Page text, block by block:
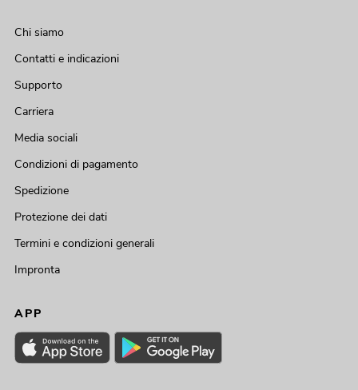
Chi siamo
Contatti e indicazioni
Supporto
Carriera
Media sociali
Condizioni di pagamento
Spedizione
Protezione dei dati
Termini e condizioni generali
Impronta
APP